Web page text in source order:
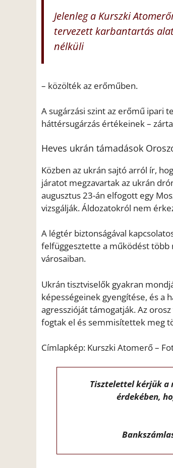
Jelenleg a Kurszki
tervezett karbantartás
nélküli
– közölték az erőműben.
A sugárzási szint az erőmű ipari
háttérsugárzás értékeinek –
Heves ukrán támadások
Közben az ukrán sajtó arról ír,
járatot megzavartak az ukrán
augusztus 23-án elfogott egy
vizsgálják. Áldozatokról nem
A légtér biztonságával
felfüggesztette a működést több
városaiban.
Ukrán tisztviselők gyakran
képességeinek gyengítése, és a
agresszióját támogatják. Az
fogtak el és semmisítettek meg
Címlapkép: Kurszki Atomerő –
Tisztelettel kérjük a
érdekében,